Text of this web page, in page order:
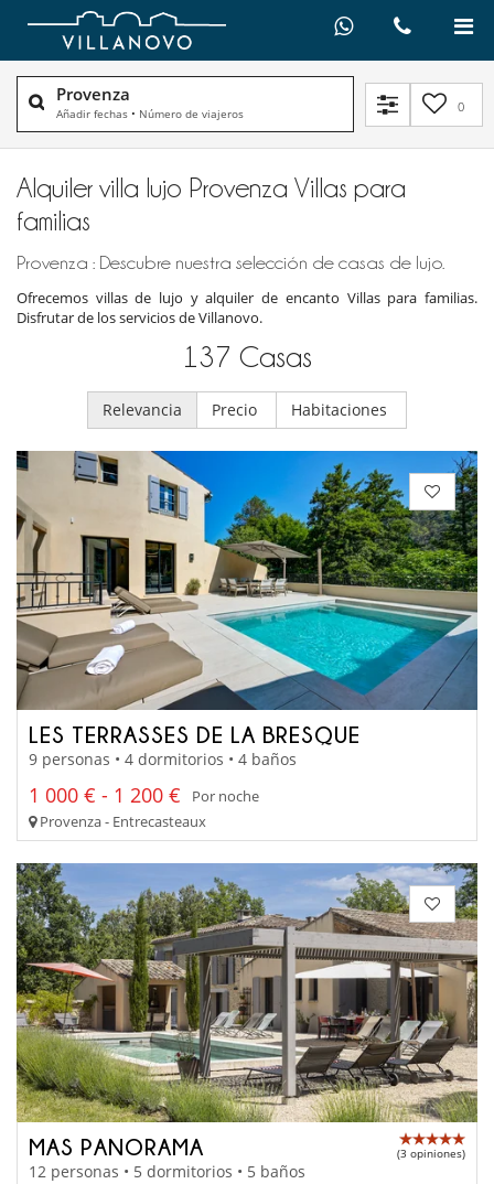
Provenza
Añadir fechas • Número de viajeros 0
Alquiler villa lujo Provenza Villas para
familias
Provenza : Descubre nuestra selección de casas de lujo.
Ofrecemos villas de lujo y alquiler de encanto Villas para familias.
Disfrutar de los servicios de Villanovo.
137 Casas
Relevancia Precio Habitaciones
LES TERRASSES DE LA BRESQUE
9 personas • 4 dormitorios • 4 baños
1 000 € - 1 200 €
Por noche
Provenza - Entrecasteaux
MAS PANORAMA (3 opiniones)
12 personas • 5 dormitorios • 5 baños